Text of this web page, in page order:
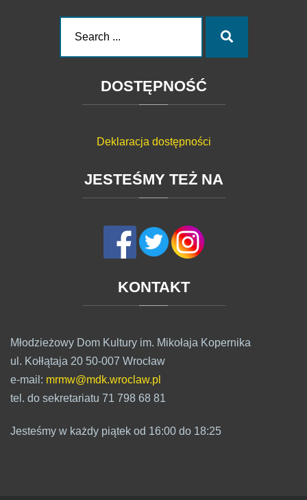
DOSTĘPNOŚĆ
Deklaracja dostępności
JESTEŚMY TEŻ NA
KONTAKT
Młodzieżowy Dom Kultury im. Mikołaja Kopernika
ul. Kołłątaja 20 50-007 Wrocław
e-mail: mrmw@mdk.wroclaw.pl
tel. do sekretariatu 71 798 68 81
Jesteśmy w każdy piątek od 16:00 do 18:25